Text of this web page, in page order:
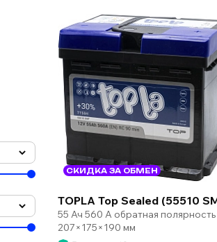
СКИДКА ЗА ОБМЕН
TOPLA Top Sealed (55510
55 Ач 560 А обратная полярность
207×175×190 мм